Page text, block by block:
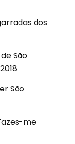
dos
São
São
me